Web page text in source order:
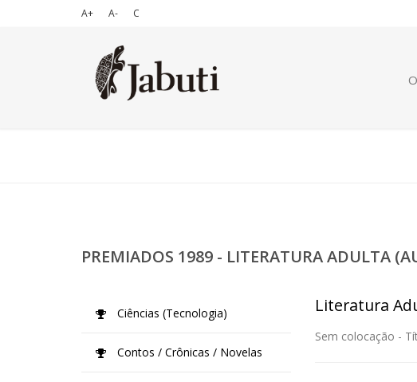
A+ A- C
PREMIADOS 1989 - LITERATURA ADULTA
Literatura
Sem colocação -
Ciências (Tecnologia)
Contos / Crônicas / Novelas